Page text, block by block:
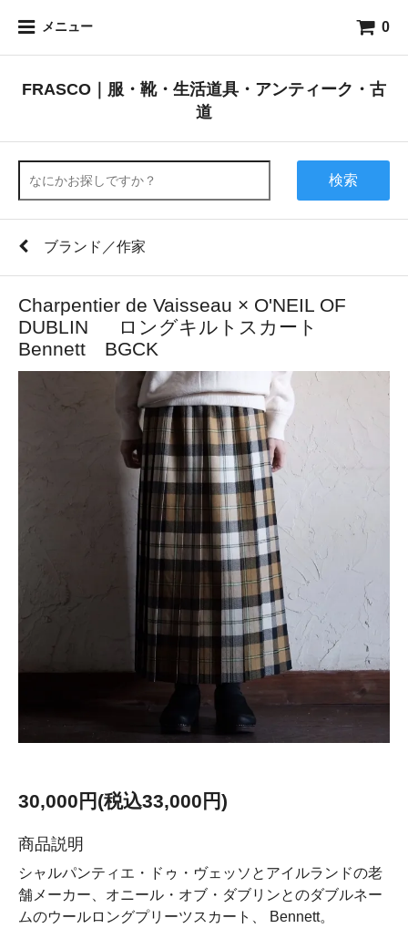
メニュー 0
FRASCO｜服・靴・生活道具・アンティーク・古
道
検索
ブランド／作家
Charpentier de Vaisseau × O'NEIL OF
DUBLIN ロングキルトスカート
Bennett BGCK
30,000円(税込33,000円)
商品説明
シャルパンティエ・ドゥ・ヴェッソとアイルランドの老
舗メーカー、オニール・オブ・ダブリンとのダブルネー
ムのウールロングプリーツスカート、 Bennett。